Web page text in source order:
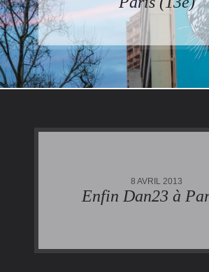
8 AVRIL 2013
Enfin Dan23 à